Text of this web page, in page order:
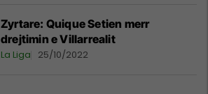
Zyrtare: Quique Setien merr
drejtimin e Villarrealit
La Liga 25/10/2022